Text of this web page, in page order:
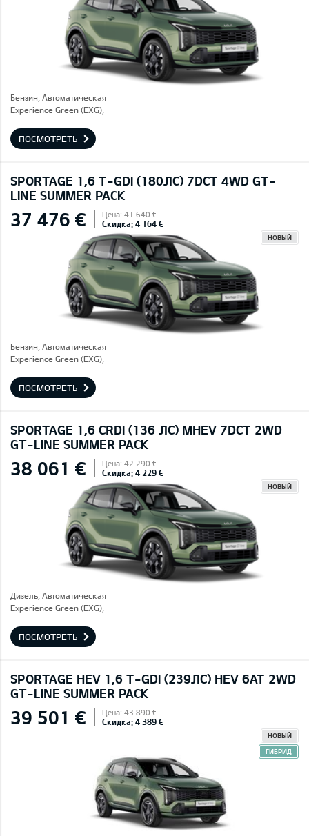
Бензин, Автоматическая
Experience Green (EXG),
ПОСМОТРЕТЬ
SPORTAGE 1,6 T-GDI (180ЛС) 7DCT 4WD GT-
LINE SUMMER PACK
37 476 € Цена: 41 640 €
Скидка: 4 164 €
НОВЫЙ
Бензин, Автоматическая
Experience Green (EXG),
ПОСМОТРЕТЬ
SPORTAGE 1,6 CRDI (136 ЛС) MHEV 7DCT 2WD
GT-LINE SUMMER PACK
38 061 € Цена: 42 290 €
Скидка: 4 229 €
НОВЫЙ
Дизель, Автоматическая
Experience Green (EXG),
ПОСМОТРЕТЬ
SPORTAGE HEV 1,6 T-GDI (239ЛС) HEV 6AT 2WD
GT-LINE SUMMER PACK
39 501 € Цена: 43 890 €
Скидка: 4 389 €
НОВЫЙ
ГИБРИД